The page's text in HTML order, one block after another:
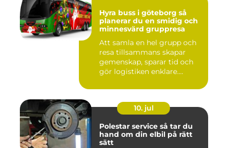
Hyra buss i göteborg så
planerar du en smidig och
minnesvärd gruppresa
Att samla en hel grupp och
resa tillsammans skapar
gemenskap, sparar tid och
gör logistiken enklare....
10. jul
Polestar service så tar du
hand om din elbil på rätt
sätt